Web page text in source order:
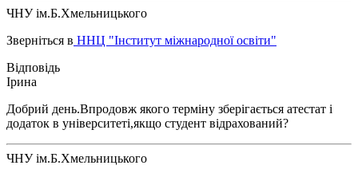
ЧНУ ім.Б.Хмельницького
Зверніться в ННЦ "Інститут міжнародної освіти"
Ірина
Добрий день.Впродовж якого терміну зберігається атестат і
додаток в університеті,якщо студент відрахований?
ЧНУ ім.Б.Хмельницького